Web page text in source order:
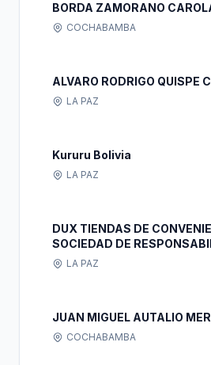
BORDA ZAMORANO
COCHABAMBA
ALVARO RODRIGO QUISPE
LA PAZ
Kururu Bolivia
LA PAZ
DUX TIENDAS DE
SOCIEDAD DE
LA PAZ
JUAN MIGUEL AUTALIO
COCHABAMBA